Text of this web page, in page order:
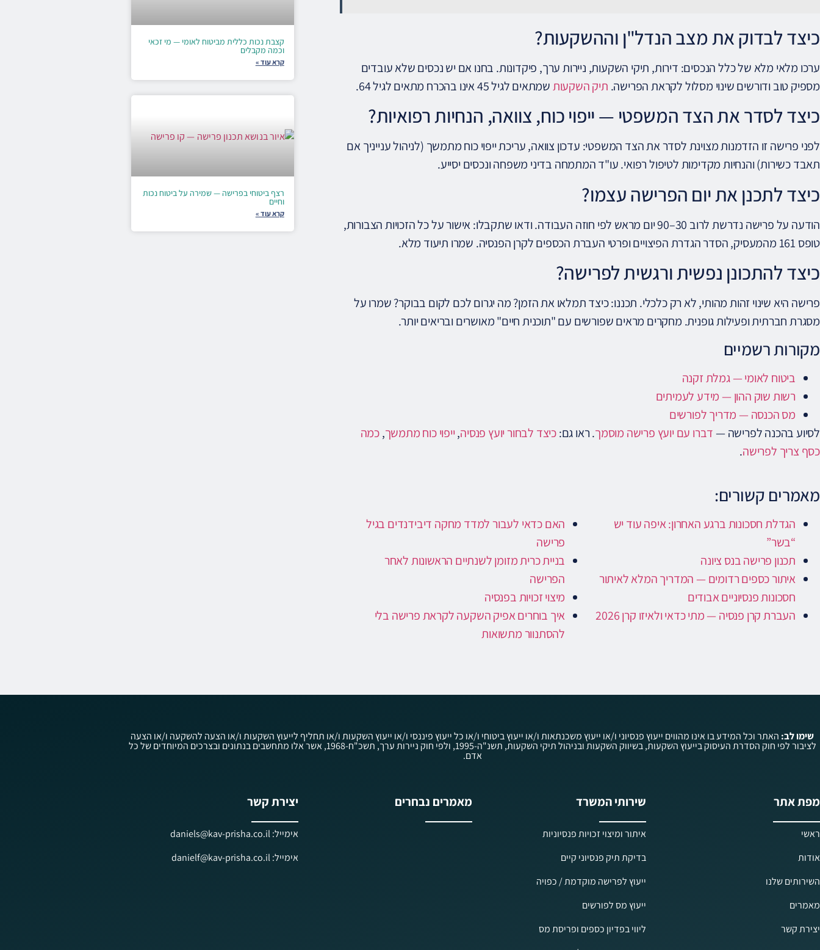
כיצד לבדוק את מצב הנדל"ן וההשקעות?
ערכו מלאי מלא של כלל הנכסים: דירות, תיקי השקעות, ניירות ערך, פיקדונות. בחנו אם יש נכסים שלא עובדים
מספיק טוב ודורשים שינוי מסלול לקראת הפרישה. תיק השקעותשמתאים לגיל 45 אינו בהכרח מתאים לגיל 64.
כיצד לסדר את הצד המשפטי — ייפוי כוח, צוואה, הנחיות רפואיות?
לפני פרישה זו הזדמנות מצוינת לסדר את הצד המשפטי: עדכון צוואה, עריכת ייפוי כוח מתמשך (לניהול ענייניך אם
תאבד כשירות) והנחיות מקדימות לטיפול רפואי. עו"ד המתמחה בדיני משפחה ונכסים יסייע.
כיצד לתכנן את יום הפרישה עצמו?
הודעה על פרישה נדרשת לרוב 30–90 יום מראש לפי חוזה העבודה. ודאו שתקבלו: אישור על כל הזכויות הצבורות,
טופס 161 מהמעסיק, הסדר הגדרת הפיצויים ופרטי העברת הכספים לקרן הפנסיה. שמרו תיעוד מלא.
כיצד להתכונן נפשית ורגשית לפרישה?
פרישה היא שינוי זהות מהותי, לא רק כלכלי. תכננו: כיצד תמלאו את הזמן? מה יגרום לכם לקום בבוקר? שמרו על
מסגרת חברתית ופעילות גופנית. מחקרים מראים שפורשים עם "תוכנית חיים" מאושרים ובריאים יותר.
מקורות רשמיים
ביטוח לאומי — גמלת זקנה
רשות שוק ההון — מידע לעמיתים
מס הכנסה — מדריך לפורשים
לסיוע בהכנה לפרישה — דברו עם יועץ פרישה מוסמך. ראו גם:כיצד לבחור יועץ פנסיה,ייפוי כוח מתמשך,כמה
כסף צריך לפרישה.
מאמרים קשורים:
הגדלת חסכונות ברגע האחרון: איפה עוד יש
“בשר”
תכנון פרישה בנס ציונה
איתור כספים רדומים — המדריך המלא לאיתור
חסכונות פנסיוניים אבודים
העברת קרן פנסיה — מתי כדאי ולאיזו קרן 2026
האם כדאי לעבור למדד מחקה דיבידנדים בגיל
פרישה
בניית כרית מזומן לשנתיים הראשונות לאחר
הפרישה
מיצוי זכויות בפנסיה
איך בוחרים אפיק השקעה לקראת פרישה בלי
להסתנוור מתשואות
קצבת נכות כללית מביטוח לאומי — מי זכאי
וכמה מקבלים
קרא עוד »
רצף ביטוחי בפרישה — שמירה על ביטוח נכות
וחיים
קרא עוד »
שימו לב: האתר וכל המידע בו אינו מהווים ייעוץ פנסיוני ו/או ייעוץ משכנתאות ו/או ייעוץ ביטוחי ו/או כל ייעוץ פיננסי ו/או ייעוץ השקעות ו/או תחליף לייעוץ השקעות ו/או הצעה להשקעה ו/או הצעה
לציבור לפי חוק הסדרת העיסוק בייעוץ השקעות, בשיווק השקעות ובניהול תיקי השקעות, תשנ"ה-1995, ולפי חוק ניירות ערך, תשכ"ח-1968, אשר אלו מתחשבים בנתונים ובצרכים המיוחדים של כל
אדם.
מפת אתר
ראשי
אודות
השירותים שלנו
מאמרים
יצירת קשר
שירותי המשרד
איתור ומיצוי זכויות פנסיוניות
בדיקת תיק פנסיוני קיים
ייעוץ לפרישה מוקדמת / כפויה
ייעוץ מס לפורשים
ליווי בפדיון כספים ופריסת מס
מאמרים נבחרים יצירת קשר
אימייל: daniels@kav-prisha.co.il
אימייל: danielf@kav-prisha.co.il